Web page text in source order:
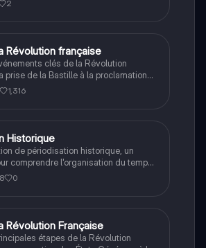
2
Révolution française
clés de la Révolution
prise de la Bastille à la proclamation
République. Ce résumé couvre les
les figures majeures comme Louis
Type de document : résumé.
1,316
Historique
de périodisation historique, un
comprendre l'organisation du temps
document aborde les ruptures
périodes majeures de l'Antiquité à
0
Révolution Française
étapes de la Révolution